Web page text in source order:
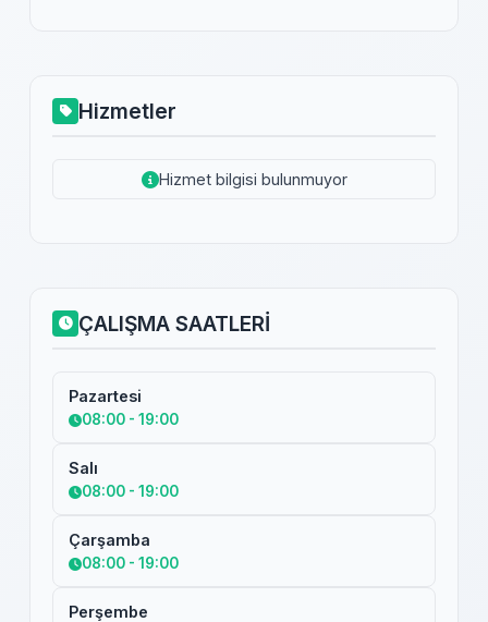
Hizmetler
Hizmet bilgisi bulunmuyor
ÇALIŞMA SAATLERİ
Pazartesi
08:00 - 19:00
Salı
08:00 - 19:00
Çarşamba
08:00 - 19:00
Perşembe